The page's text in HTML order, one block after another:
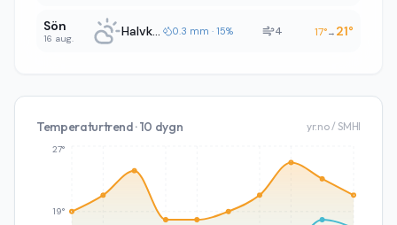
Sön
16 aug. Halvklart 0.3 mm · 15% 4 17°→ 21°
Temperaturtrend · 10 dygn yr.no / SMHI
19°
27°